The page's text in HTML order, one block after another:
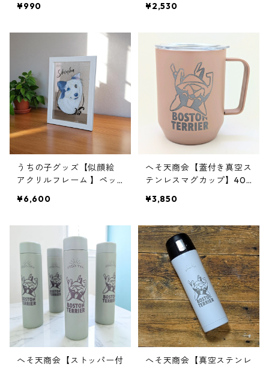
ピルケース｜フリスクケー
¥990 ¥2,530
うちの子グッズ【似顔絵
アクリルフレーム 】ペッ
ラスト｜動物
¥6,600
へそ天商会【蓋付き真空ス
テンレスマグカップ】40
¥3,850
へそ天商会【ストッパー付
へそ天商会【真空ステンレ